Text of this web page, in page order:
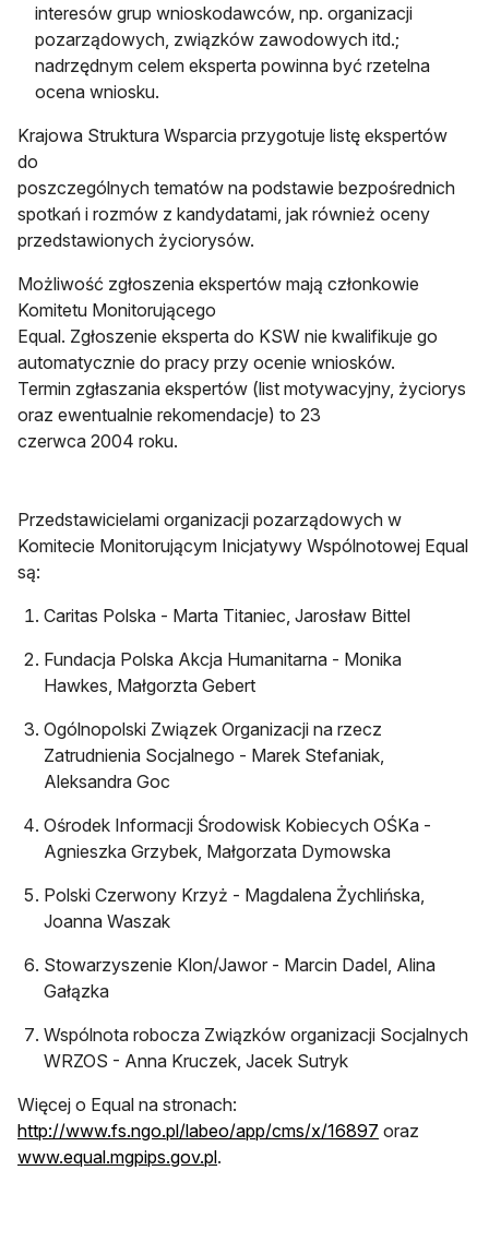
interesów grup wnioskodawców, np. organizacji
pozarządowych, związków zawodowych itd.;
nadrzędnym celem eksperta powinna być rzetelna
ocena wniosku.
Krajowa Struktura Wsparcia przygotuje listę ekspertów
do
poszczególnych tematów na podstawie bezpośrednich
spotkań i rozmów z kandydatami, jak również oceny
przedstawionych życiorysów.
Możliwość zgłoszenia ekspertów mają członkowie
Komitetu Monitorującego
Equal. Zgłoszenie eksperta do KSW nie kwalifikuje go
automatycznie do pracy przy ocenie wniosków.
Termin zgłaszania ekspertów (list motywacyjny, życiorys
oraz ewentualnie rekomendacje) to 23
czerwca 2004 roku.
Przedstawicielami organizacji pozarządowych w
Komitecie Monitorującym Inicjatywy Wspólnotowej Equal
są:
Caritas Polska - Marta Titaniec, Jarosław Bittel
Fundacja Polska Akcja Humanitarna - Monika
Hawkes, Małgorzta Gebert
Ogólnopolski Związek Organizacji na rzecz
Zatrudnienia Socjalnego - Marek Stefaniak,
Aleksandra Goc
Ośrodek Informacji Środowisk Kobiecych OŚKa -
Agnieszka Grzybek, Małgorzata Dymowska
Polski Czerwony Krzyż - Magdalena Żychlińska,
Joanna Waszak
Stowarzyszenie Klon/Jawor - Marcin Dadel, Alina
Gałązka
Wspólnota robocza Związków organizacji Socjalnych
WRZOS - Anna Kruczek, Jacek Sutryk
Więcej o Equal na stronach:
http://www.fs.ngo.pl/labeo/app/cms/x/16897 oraz
www.equal.mgpips.gov.pl.